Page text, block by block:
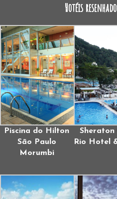
Hotéis
Piscina do Hilton
São Paulo
Morumbi
Sheraton
Rio Hotel